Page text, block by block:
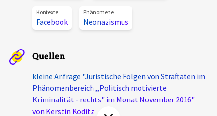
Spenden
Kontexte
Facebook
Phänomene
Neonazismus
Quellen
kleine Anfrage "Juristische Folgen von Straftaten im
Phänomenbereich ,,Politisch motivierte
Kriminalität - rechts" im Monat November 2016"
von Kerstin Köditz